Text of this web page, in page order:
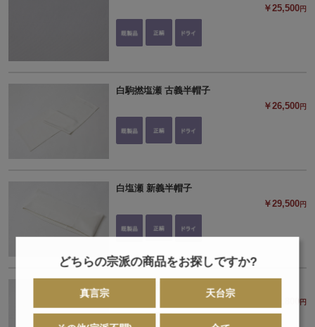
￥25,500円
白駒撚塩瀬 古義半帽子
￥26,500円
白塩瀬 新義半帽子
￥29,500円
￥29,800円
どちらの宗派の商品をお探しですか?
真言宗 天台宗